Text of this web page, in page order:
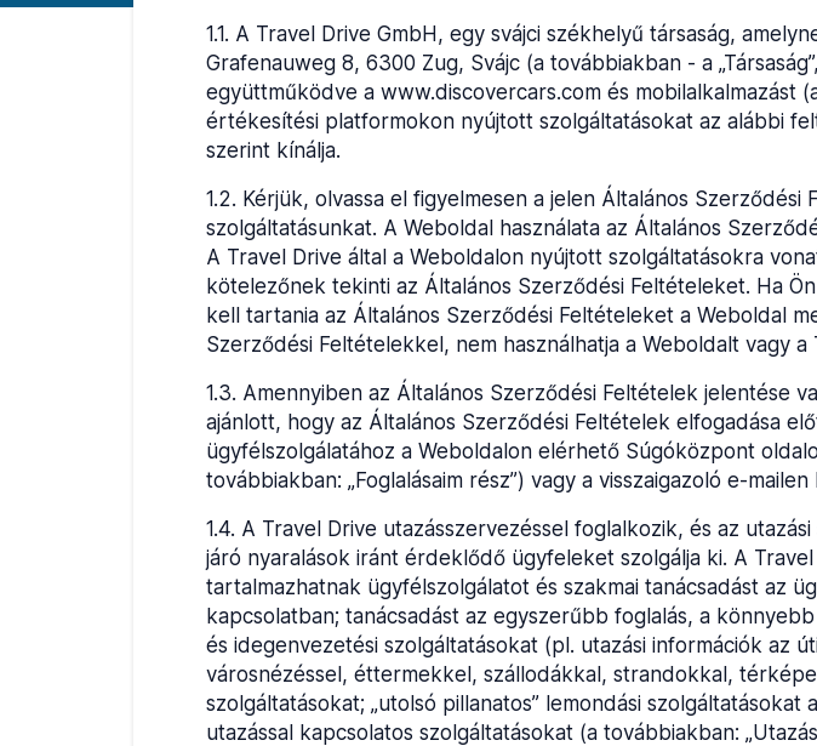
1.1. A Travel Drive GmbH, egy svájci székhelyű társaság,
Grafenauweg 8, 6300 Zug, Svájc (a továbbiakban - a
együttműködve a www.discovercars.com és mobilalkalmazást
értékesítési platformokon nyújtott szolgáltatásokat az alábbi
szerint kínálja.
1.2. Kérjük, olvassa el figyelmesen a jelen Általános
szolgáltatásunkat. A Weboldal használata az Általános
A Travel Drive által a Weboldalon nyújtott szolgáltatásokra
kötelezőnek tekinti az Általános Szerződési Feltételeket. Ha
kell tartania az Általános Szerződési Feltételeket a Weboldal
Szerződési Feltételekkel, nem használhatja a Weboldalt vagy
1.3. Amennyiben az Általános Szerződési Feltételek jelentése
ajánlott, hogy az Általános Szerződési Feltételek elfogadása
ügyfélszolgálatához a Weboldalon elérhető Súgóközpont
továbbiakban: „Foglalásaim rész”) vagy a visszaigazoló e-
1.4. A Travel Drive utazásszervezéssel foglalkozik, és az
járó nyaralások iránt érdeklődő ügyfeleket szolgálja ki. A
tartalmazhatnak ügyfélszolgálatot és szakmai tanácsadást az
kapcsolatban; tanácsadást az egyszerűbb foglalás, a
és idegenvezetési szolgáltatásokat (pl. utazási információk az
városnézéssel, éttermekkel, szállodákkal, strandokkal,
szolgáltatásokat; „utolsó pillanatos” lemondási
utazással kapcsolatos szolgáltatásokat (a továbbiakban: